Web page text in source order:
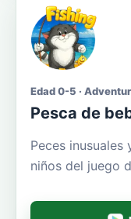
Edad 0-5 ·
Pesca de
Peces
niños del juego